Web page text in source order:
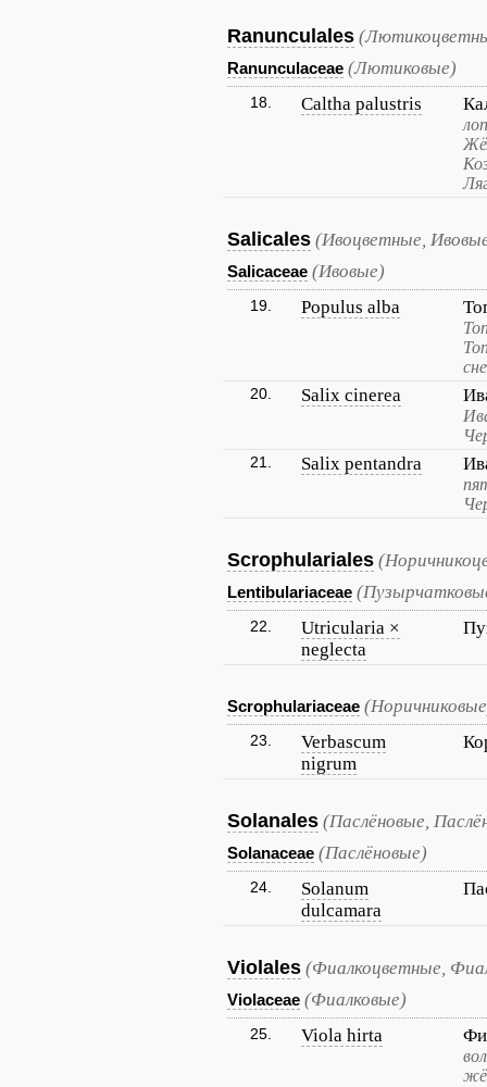
Ranunculales
Ranunculaceae (Лютиковые)
18. Caltha palustris
Salicales (Ивоцветные,
Salicaceae (Ивовые)
19. Populus alba
20. Salix cinerea
21. Salix pentandra
Scrophulariales
Lentibulariaceae
22.
Utricularia ×
neglecta
Scrophulariaceae
23.
Verbascum
nigrum
Solanales (Паслёновые,
Solanaceae (Паслёновые)
24.
Solanum
dulcamara
Violales (Фиалкоцветные,
Violaceae (Фиалковые)
25. Viola hirta